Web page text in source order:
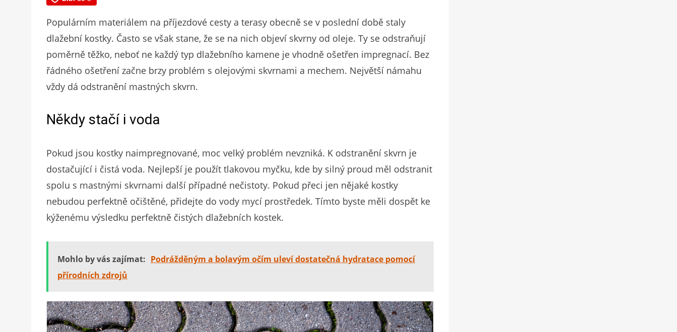
Populárním materiálem na příjezdové cesty a terasy obecně se v poslední době staly
dlažební kostky. Často se však stane, že se na nich objeví skvrny od oleje. Ty se odstraňují
poměrně těžko, neboť ne každý typ dlažebního kamene je vhodně ošetřen impregnací. Bez
řádného ošetření začne brzy problém s olejovými skvrnami a mechem. Největší námahu
vždy dá odstranění mastných skvrn.
Někdy stačí i voda
Pokud jsou kostky naimpregnované, moc velký problém nevzniká. K odstranění skvrn je
dostačující i čistá voda. Nejlepší je použít tlakovou myčku, kde by silný proud měl odstranit
spolu s mastnými skvrnami další případné nečistoty. Pokud přeci jen nějaké kostky
nebudou perfektně očištěné, přidejte do vody mycí prostředek. Tímto byste měli dospět ke
kýženému výsledku perfektně čistých dlažebních kostek.
Mohlo by vás zajímat: Podrážděným a bolavým očím uleví dostatečná hydratace pomocí
přírodních zdrojů